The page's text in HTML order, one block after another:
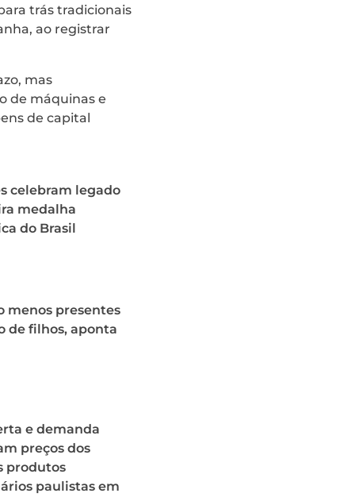
trás tradicionais
ao registrar
mas
de máquinas e
de capital
celebram legado
medalha
do Brasil
menos presentes
de filhos, aponta
e demanda
preços dos
produtos
paulistas em